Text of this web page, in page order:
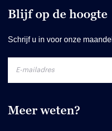
Blijf op de hoogte
Schrijf u in voor onze
Meer weten?